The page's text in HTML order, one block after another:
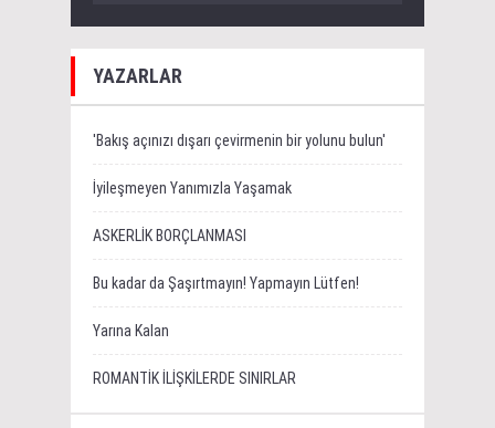
YAZARLAR
'Bakış açınızı dışarı çevirmenin bir yolunu bulun'
İyileşmeyen Yanımızla Yaşamak
ASKERLİK BORÇLANMASI
Bu kadar da Şaşırtmayın! Yapmayın Lütfen!
Yarına Kalan
ROMANTİK İLİŞKİLERDE SINIRLAR